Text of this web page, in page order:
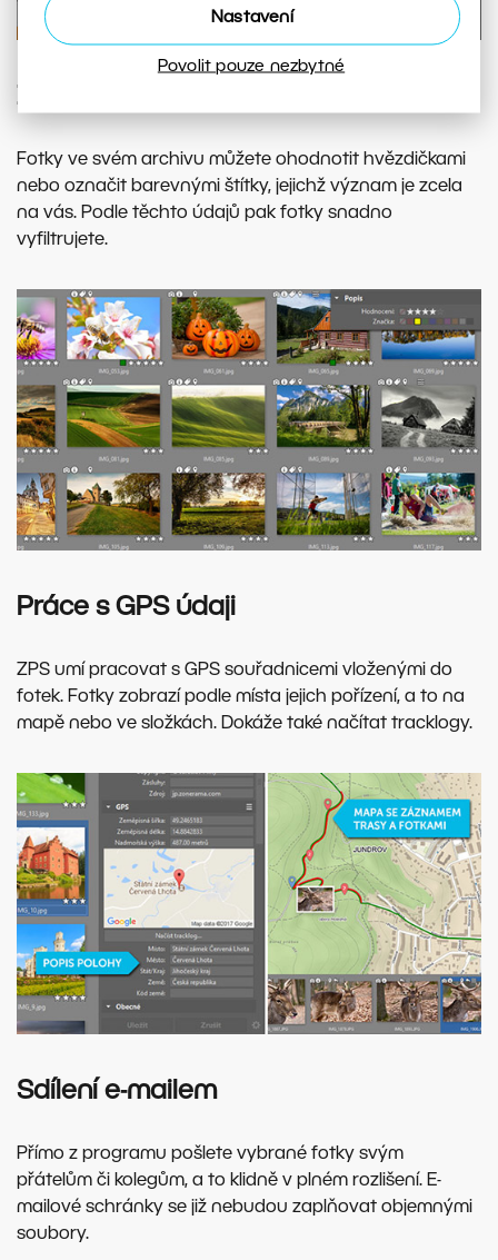
Nastavení
Povolit pouze nezbytné
Značky a hodnocení
Fotky ve svém archivu můžete ohodnotit hvězdičkami
nebo označit barevnými štítky, jejichž význam je zcela
na vás. Podle těchto údajů pak fotky snadno
vyfiltrujete.
Práce s GPS údaji
ZPS umí pracovat s GPS souřadnicemi vloženými do
fotek. Fotky zobrazí podle místa jejich pořízení, a to na
mapě nebo ve složkách. Dokáže také načítat tracklogy.
Sdílení e-mailem
Přímo z programu pošlete vybrané fotky svým
přátelům či kolegům, a to klidně v plném rozlišení. E-
mailové schránky se již nebudou zaplňovat objemnými
soubory.